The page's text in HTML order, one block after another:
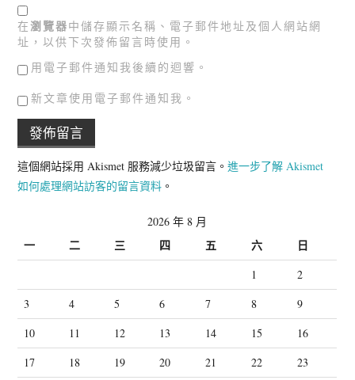
在瀏覽器中儲存顯示名稱、電子郵件地址及個人網站網
址，以供下次發佈留言時使用。
用電子郵件通知我後續的迴響。
新文章使用電子郵件通知我。
這個網站採用 Akismet 服務減少垃圾留言。進一步了解 Akismet
如何處理網站訪客的留言資料 。
2026 年 8 月
一 二 三 四 五 六 日
1
2
3
4 5 6 7 8
9
10
11 12 13 14 15
16
17
18 19 20 21 22
23